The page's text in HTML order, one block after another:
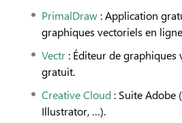
PrimalDraw : Application
graphiques vectoriels en
Vectr : Éditeur de graphiques
gratuit.
Creative Cloud : Suite Adobe
Illustrator, …).